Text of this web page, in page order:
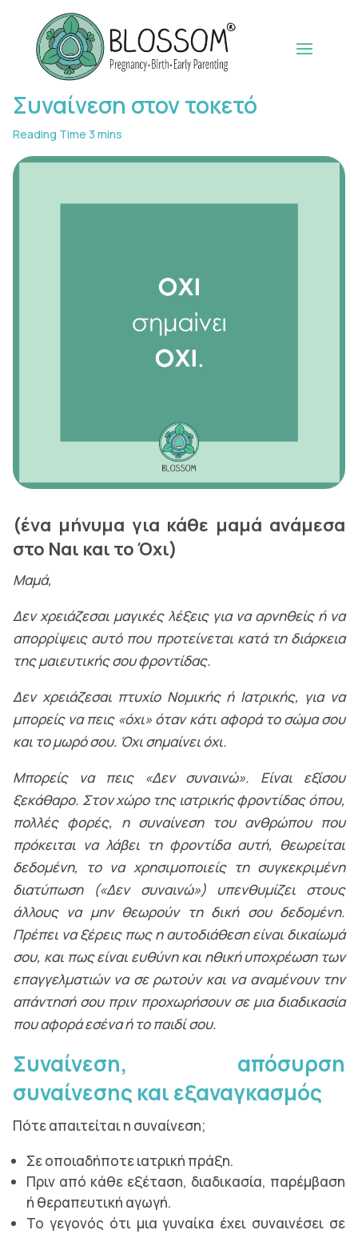
Συναίνεση στον τοκετό
(ένα μήνυμα για κάθε μαμά ανάμεσα
στο Ναι και το Όχι)
Μαμά,
Δεν χρειάζεσαι μαγικές λέξεις για να αρνηθείς ή να
απορρίψεις αυτό που προτείνεται κατά τη διάρκεια
της μαιευτικής σου φροντίδας.
Δεν χρειάζεσαι πτυχίο Νομικής ή Ιατρικής, για να
μπορείς να πεις «όχι» όταν κάτι αφορά το σώμα σου
και το μωρό σου. Όχι σημαίνει όχι.
Μπορείς να πεις «Δεν συναινώ». Είναι εξίσου
ξεκάθαρο. Στον χώρο της ιατρικής φροντίδας όπου,
πολλές φορές, η συναίνεση του ανθρώπου που
πρόκειται να λάβει τη φροντίδα αυτή, θεωρείται
δεδομένη, το να χρησιμοποιείς τη συγκεκριμένη
διατύπωση («Δεν συναινώ») υπενθυμίζει στους
άλλους να μην θεωρούν τη δική σου δεδομένη.
Πρέπει να ξέρεις πως η αυτοδιάθεση είναι δικαίωμά
σου, και πως είναι ευθύνη και ηθική υποχρέωση των
επαγγελματιών να σε ρωτούν και να αναμένουν την
απάντησή σου πριν προχωρήσουν σε μια διαδικασία
που αφορά εσένα ή το παιδί σου.
Συναίνεση, απόσυρση
συναίνεσης και εξαναγκασμός
Πότε απαιτείται η συναίνεση;
Σε οποιαδήποτε ιατρική πράξη.
Πριν από κάθε εξέταση, διαδικασία, παρέμβαση
ή θεραπευτική αγωγή.
Το γεγονός ότι μια γυναίκα έχει συναινέσει σε